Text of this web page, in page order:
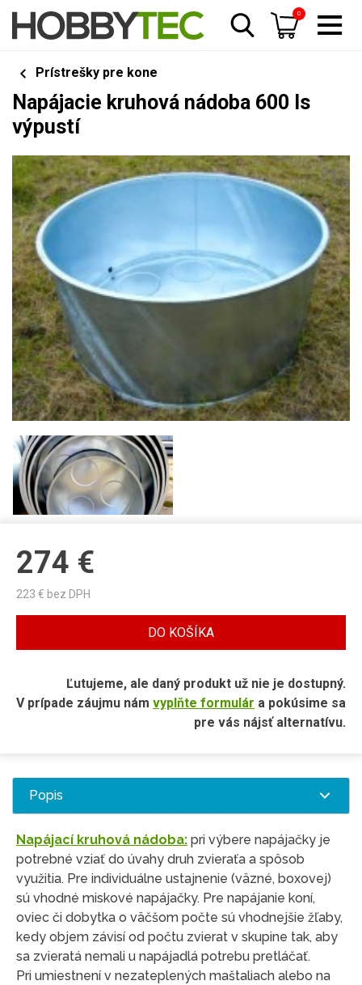
0
Prístrešky pre kone
Napájacie kruhová nádoba 600 ls
výpustí
274 €
223 € bez DPH
DO KOŠÍKA
Ľutujeme, ale daný produkt už nie je dostupný.
V prípade záujmu nám vyplňte formulár a pokúsime sa
pre vás nájsť alternatívu.
Popis
Napájací kruhová nádoba: pri výbere napájačky je
potrebné vziať do úvahy druh zvieraťa a spôsob
využitia. Pre individuálne ustajnenie (väzné, boxovej)
sú vhodné miskové napájačky. Pre napájanie koní,
oviec či dobytka o väčšom počte sú vhodnejšie žľaby,
kedy objem závisí od počtu zvierat v skupine tak, aby
sa zvieratá nemali u napájadlá potrebu pretláčať.
Pri umiestnení v nezateplených maštaliach alebo na